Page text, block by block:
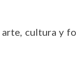
cultura y